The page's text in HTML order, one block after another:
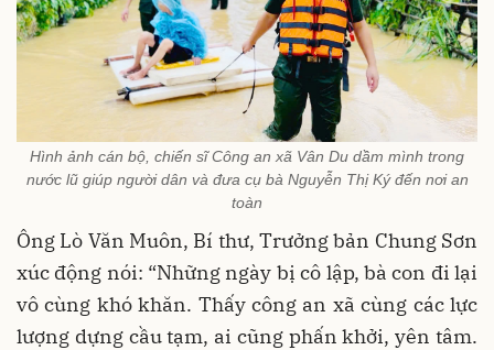
Hình ảnh cán bộ, chiến sĩ Công an xã Vân Du dầm mình trong
nước lũ giúp người dân và đưa cụ bà Nguyễn Thị Ký đến nơi an
toàn
Ông Lò Văn Muôn, Bí thư, Trưởng bản Chung Sơn
xúc động nói: “Những ngày bị cô lập, bà con đi lại
vô cùng khó khăn. Thấy công an xã cùng các lực
lượng dựng cầu tạm, ai cũng phấn khởi, yên tâm.